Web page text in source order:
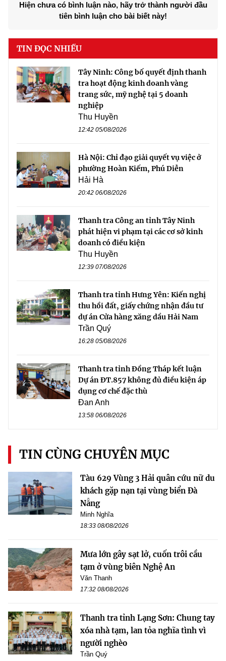
Hiện chưa có bình luận nào, hãy trở thành người đầu
tiên bình luận cho bài biết này!
TIN ĐỌC NHIỀU
Tây Ninh: Công bố quyết định thanh
tra hoạt động kinh doanh vàng
trang sức, mỹ nghệ tại 5 doanh
nghiệp
Thu Huyền
12:42 05/08/2026
Hà Nội: Chỉ đạo giải quyết vụ việc ở
phường Hoàn Kiếm, Phú Diễn
Hải Hà
20:42 06/08/2026
Thanh tra Công an tỉnh Tây Ninh
phát hiện vi phạm tại các cơ sở kinh
doanh có điều kiện
Thu Huyền
12:39 07/08/2026
Thanh tra tỉnh Hưng Yên: Kiến nghị
thu hồi đất, giấy chứng nhận đầu tư
dự án Cửa hàng xăng dầu Hải Nam
Trần Quý
16:28 05/08/2026
Thanh tra tỉnh Đồng Tháp kết luận
Dự án ĐT.857 không đủ điều kiện áp
dụng cơ chế đặc thù
Đan Anh
13:58 06/08/2026
TIN CÙNG CHUYÊN MỤC
Tàu 629 Vùng 3 Hải quân cứu nữ du
khách gặp nạn tại vùng biển Đà
Nẵng
Minh Nghĩa
18:33 08/08/2026
Mưa lớn gây sạt lở, cuốn trôi cầu
tạm ở vùng biên Nghệ An
Văn Thanh
17:32 08/08/2026
Thanh tra tỉnh Lạng Sơn: Chung tay
xóa nhà tạm, lan tỏa nghĩa tình vì
người nghèo
Trần Quý